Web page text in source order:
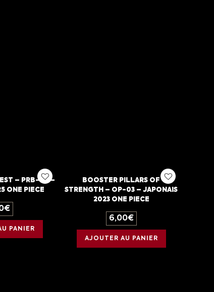
– PRB-02 –
ONE PIECE
€
PANIER
BOOSTER PILLARS OF
STRENGTH – OP-03 – JAPONAIS
2023 ONE PIECE
6,00€
AJOUTER AU PANIER